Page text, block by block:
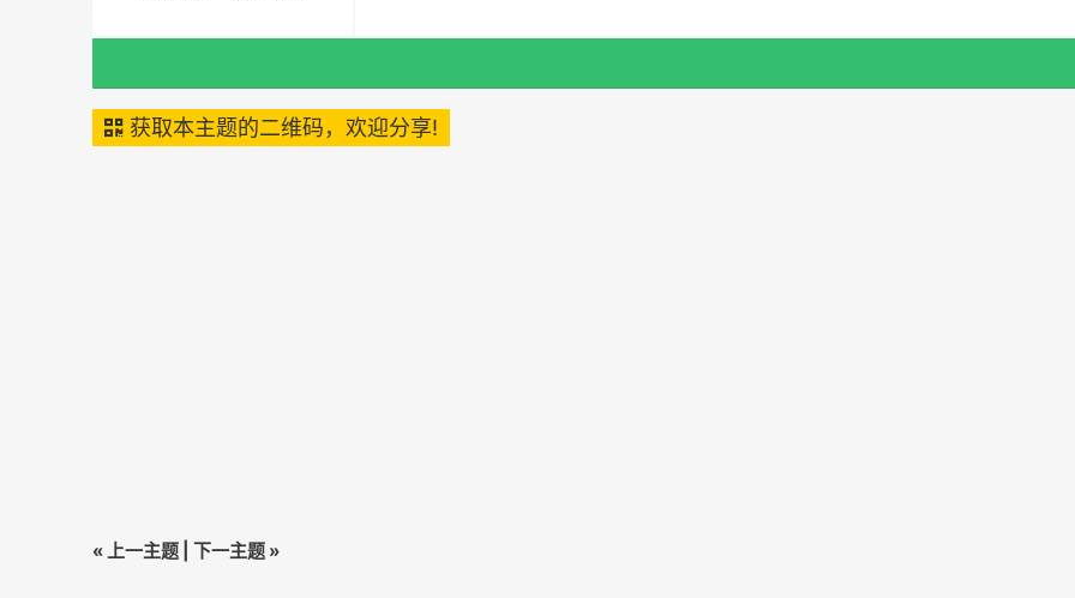
获取本主题的二维码，欢迎分享!
« 上一主题| 下一主题»